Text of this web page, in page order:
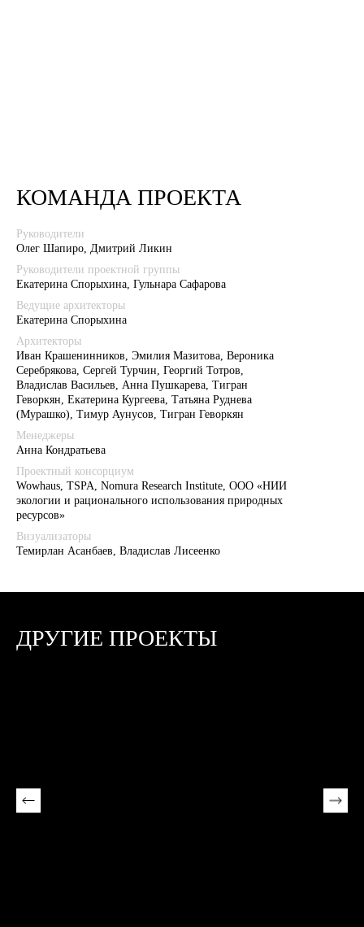
КОМАНДА ПРОЕКТА
Руководители
Олег Шапиро, Дмитрий Ликин
Руководители проектной группы
Екатерина Спорыхина, Гульнара Сафарова
Ведущие архитекторы
Екатерина Спорыхина
Архитекторы
Иван Крашенинников, Эмилия Мазитова, Вероника
Серебрякова, Сергей Турчин, Георгий Тотров,
Владислав Васильев, Анна Пушкарева, Тигран
Геворкян, Екатерина Кургеева, Татьяна Руднева
(Мурашко), Тимур Аунусов, Тигран Геворкян
Менеджеры
Анна Кондратьева
Проектный консорциум
Wowhaus, TSPA, Nomura Research Institute, ООО «НИИ
экологии и рационального использования природных
ресурсов»
Визуализаторы
Темирлан Асанбаев, Владислав Лисеенко
ДРУГИЕ ПРОЕКТЫ